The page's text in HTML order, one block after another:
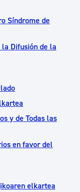
Síndrome de
Difusión de la
y de Todas las
en favor del
elkartea